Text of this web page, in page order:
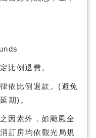
比例退費。
依比例退款。(避免
期)。
因素外，如颱風全
訂房均依觀光局規